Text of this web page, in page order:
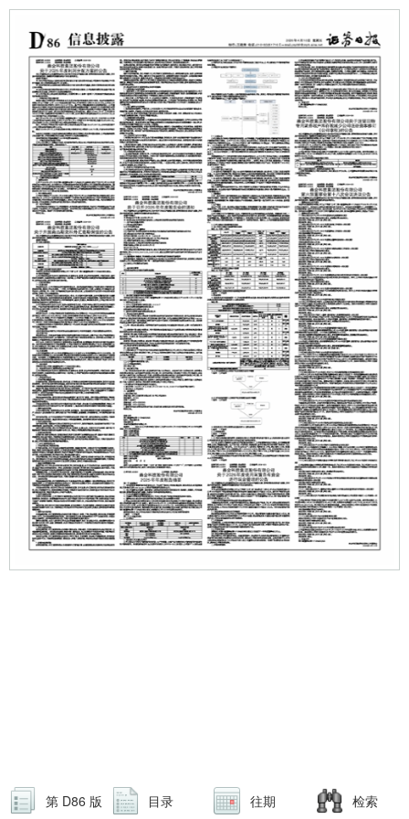
第 D86 版 目录 往期 检索